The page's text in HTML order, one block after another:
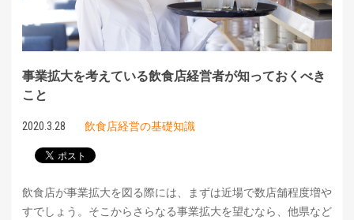
事業拡大を考えている飲食店経営者が知っておくべき
こと
2020.3.28 飲食店経営の基礎知識
飲食店が事業拡大を図る際には、まずは近場で数店舗程度増や
すでしょう。そこからさらなる事業拡大を望むなら、他県など